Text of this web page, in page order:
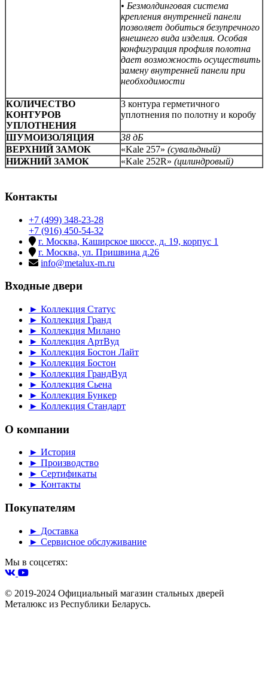
• Безмолдинговая система
крепления внутренней панели
позволяет добиться безупречного
внешнего вида изделия. Особая
конфигурация профиля полотна
дает возможность осуществить
замену внутренней панели при
необходимости
КОЛИЧЕСТВО
КОНТУРОВ
УПЛОТНЕНИЯ
3 контура герметичного
уплотнения по полотну и коробу
ШУМОИЗОЛЯЦИЯ
38 дБ
ВЕРХНИЙ ЗАМОК
«Kale 257» (сувальдный)
НИЖНИЙ ЗАМОК
«Kale 252R» (цилиндровый)
Контакты
+7 (499) 348-23-28
+7 (916) 450-54-32
г. Москва, Каширское шоссе, д. 19, корпус 1
г. Москва, ул. Пришвина д.26
info@metalux-m.ru
Входные двери
► Коллекция Статус
► Коллекция Гранд
► Коллекция Милано
► Коллекция АртВуд
► Коллекция Бостон Лайт
► Коллекция Бостон
► Коллекция ГрандВуд
► Коллекция Сьена
► Коллекция Бункер
► Коллекция Стандарт
О компании
► История
► Производство
► Сертификаты
► Контакты
Покупателям
► Доставка
► Сервисное обслуживание
Мы в соцсетях:
© 2019-2024 Официальный магазин стальных дверей
Металюкс из Республики Беларусь.